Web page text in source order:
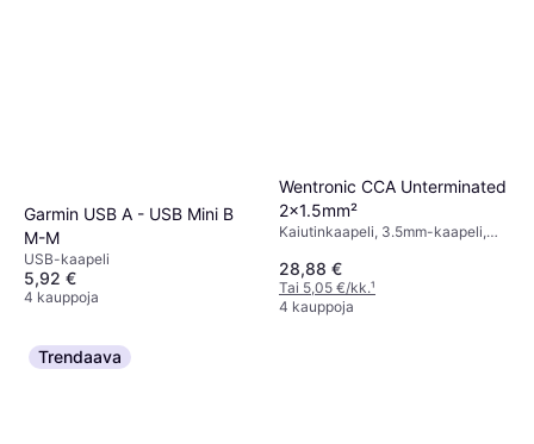
Garmin USB A - USB Mini B
M-M
USB-kaapeli
5,92 €
4 kauppoja
Wentronic CCA Unterminated
2x1.5mm²
Kaiutinkaapeli, 3.5mm-kaapeli,
28,88 €
Tai 5,05 €/kk.¹
4 kauppoja
Trendaava